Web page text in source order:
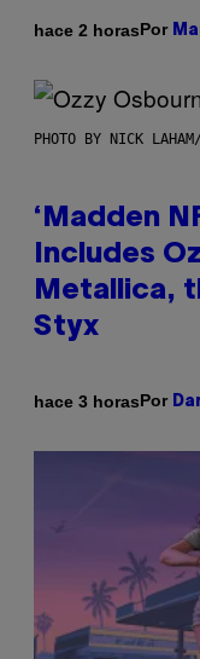
hace 2 horasPor
PHOTO BY NICK
‘Madden
Includes
Metallica,
Styx
hace 3 horasPor